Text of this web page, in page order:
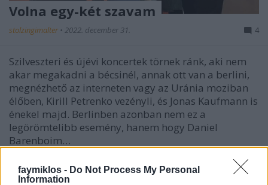
faymiklos - Do Not Process My Personal
Information
Volna egy-két szavam
stolzingimalter • 2022. december 31. 4
Szilveszteri és újévi koncertek törnek ránk, aki nem
akar megakadni a bécsinél, annak ott van a berlini,
megnézhető az interneten vagy az Uránia moziban
élőben, Kirill Petrenko vezényli, és Jonas Kaufmann is
énekel majd. Berlinben azonban nem ez a
legörömtelibb esemény, hanem hogy Daniel
Barenboim…